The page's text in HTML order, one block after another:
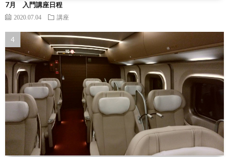
7月 入門講座日程
2020.07.04 講座